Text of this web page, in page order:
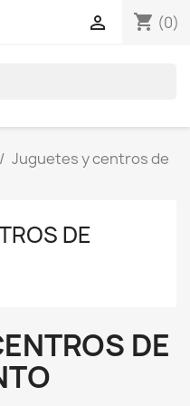
shopping_cart (0)

Juguetes y centros de
DE
DE